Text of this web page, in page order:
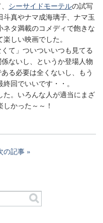
シーサイドモーテルの試写
真やナマ成海璃子、ナマ玉
タ満載のコメディで飽きな
しい映画でした。
て」ついついいつも見てる
ないし、というか登場人物
る必要は全くないし、もう
回でいいです・・。
た。いろんな人が適当にまざ
かった～～！
の記事